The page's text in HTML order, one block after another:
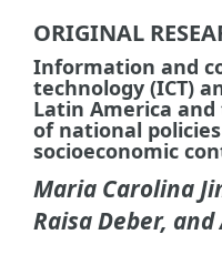
ORIGINAL
Information and
technology (ICT)
Latin America
of national
socioeconomic
Maria Carolina
Raisa Deber,